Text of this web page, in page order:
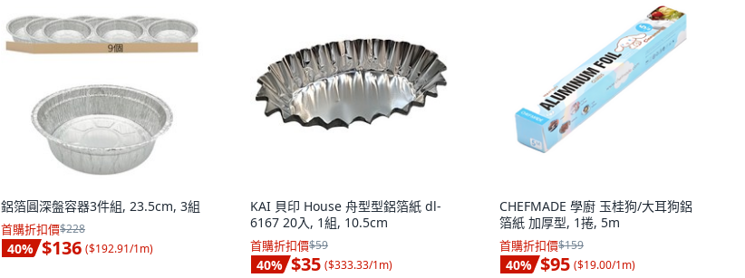
鋁箔圓深盤容器3件組, 23.5cm, 3組
首購折扣價$228
40% $136 ($192.91/1m)
KAI 貝印 House 舟型型鋁箔紙 dl-
6167 20入, 1組, 10.5cm
首購折扣價$59
40% $35 ($333.33/1m)
CHEFMADE 學廚 玉桂狗/大耳狗鋁
箔紙 加厚型, 1捲, 5m
首購折扣價$159
40% $95 ($19.00/1m)